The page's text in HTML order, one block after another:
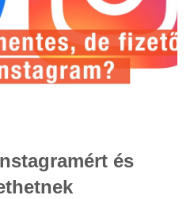
és